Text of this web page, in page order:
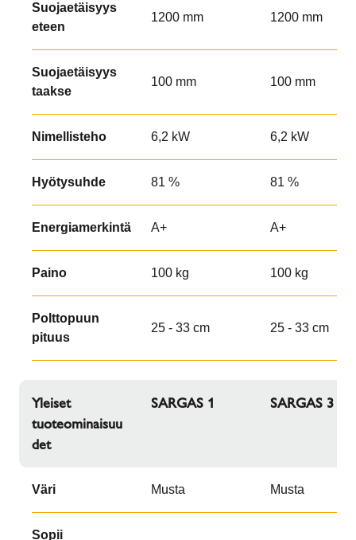
Suojaetäisyys
eteen
1200 mm 1200 mm
Suojaetäisyys
taakse
100 mm 100 mm
Nimellisteho 6,2 kW 6,2 kW
Hyötysuhde 81 % 81 %
Energiamerkintä A+ A+
Paino 100 kg 100 kg
Polttopuun
pituus
25 - 33 cm 25 - 33 cm
Yleiset
tuoteominaisuu
det
SARGAS 1 SARGAS 3
Väri Musta Musta
Sopii